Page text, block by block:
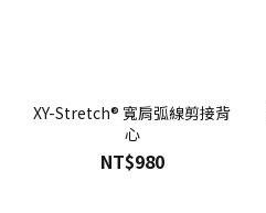
XY-Stretch® 寬肩弧線剪接背
心
NT$980